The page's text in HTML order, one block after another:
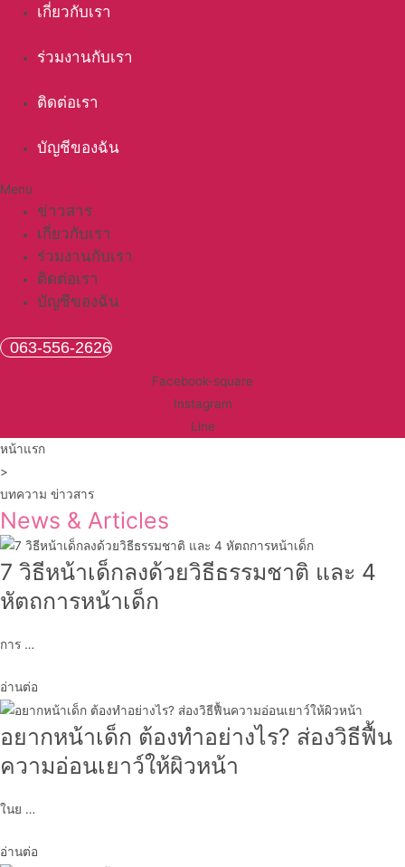
เกี่ยวกับเรา
ร่วมงานกับเรา
ติดต่อเรา
บัญชีของฉัน
Menu
ข่าวสาร
เกี่ยวกับเรา
ร่วมงานกับเรา
ติดต่อเรา
บัญชีของฉัน
063-556-2626
Facebook-square
Instagram
Line
หน้าแรก
>
บทความ ข่าวสาร
News & Articles
7 วิธีหน้าเด็กลงด้วยวิธีธรรมชาติ และ 4
หัตถการหน้าเด็ก
การ …
อ่านต่อ
อยากหน้าเด็ก ต้องทำอย่างไร? ส่องวิธีฟื้น
ความอ่อนเยาว์ให้ผิวหน้า
ในย …
อ่านต่อ